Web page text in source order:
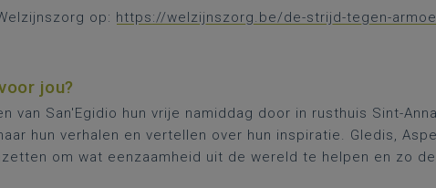
op: https://welzijnszorg.be/de-strijd-tegen-
jou?
van San'Egidio hun vrije namiddag door in rusthuis Sint-
hun verhalen en vertellen over hun inspiratie. Gledis,
om wat eenzaamheid uit de wereld te helpen en zo de